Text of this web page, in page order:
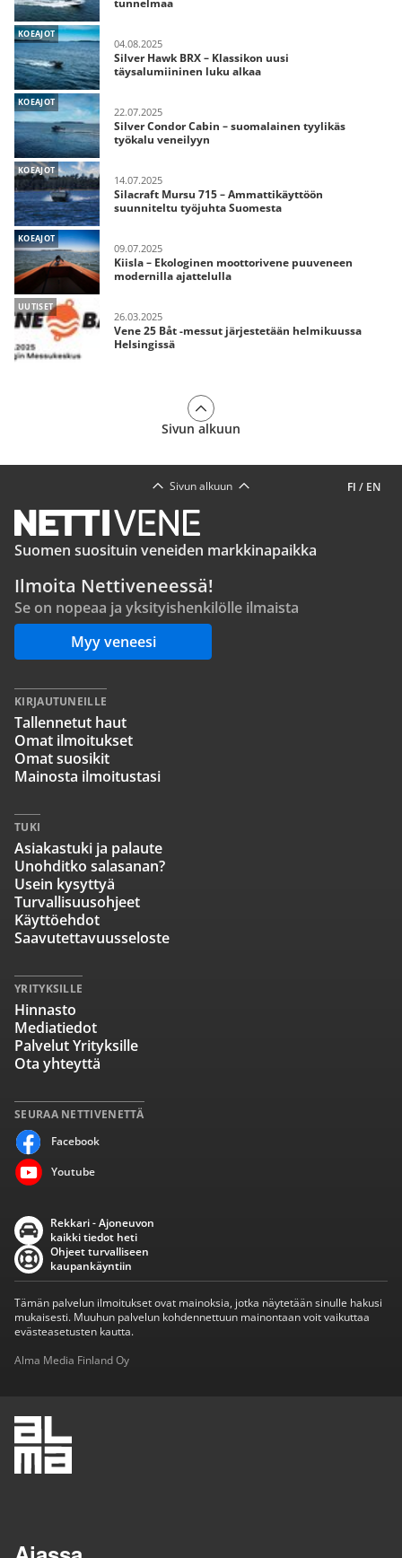
tunnelmaa
KOEAJOT
04.08.2025
Silver Hawk BRX – Klassikon uusi
täysalumiininen luku alkaa
KOEAJOT
22.07.2025
Silver Condor Cabin – suomalainen tyylikäs
työkalu veneilyyn
KOEAJOT
14.07.2025
Silacraft Mursu 715 – Ammattikäyttöön
suunniteltu työjuhta Suomesta
KOEAJOT
09.07.2025
Kiisla – Ekologinen moottorivene puuveneen
modernilla ajattelulla
UUTISET
26.03.2025
Vene 25 Båt -messut järjestetään helmikuussa
Helsingissä
Sivun alkuun
FI / EN
Sivun alkuun
Suomen suosituin veneiden markkinapaikka
Ilmoita Nettiveneessä!
Se on nopeaa ja yksityishenkilölle ilmaista
Myy veneesi
SEURAA NETTIVENETTÄ
Facebook
Youtube
KIRJAUTUNEILLE
Tallennetut haut
Omat ilmoitukset
Omat suosikit
Mainosta ilmoitustasi
TUKI
Asiakastuki ja palaute
Unohditko salasanan?
Usein kysyttyä
Turvallisuusohjeet
Käyttöehdot
Saavutettavuusseloste
YRITYKSILLE
Hinnasto
Mediatiedot
Palvelut Yrityksille
Ota yhteyttä
Rekkari - Ajoneuvon
kaikki tiedot heti
Ohjeet turvalliseen
kaupankäyntiin
Tämän palvelun ilmoitukset ovat mainoksia, jotka näytetään sinulle hakusi
mukaisesti. Muuhun palvelun kohdennettuun mainontaan voit vaikuttaa
evästeasetusten kautta.
Alma Media Finland Oy